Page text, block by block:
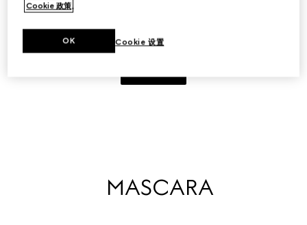
MASCARA
Cookie 政策。
Cookie 设置
OK